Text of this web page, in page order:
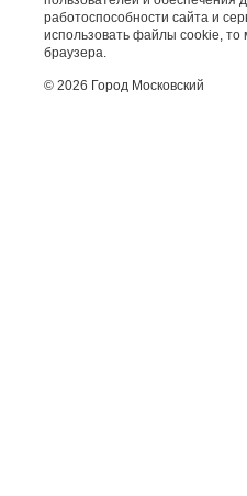
работоспособности сайта и
использовать файлы cookie, то
браузера.
© 2026 Город Московский